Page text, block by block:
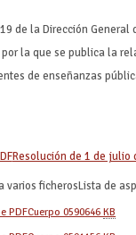
de la Dirección
la que se publica la
de enseñanzas
Resolución de 1 de julio
Lista de
Cuerpo 0590646KB